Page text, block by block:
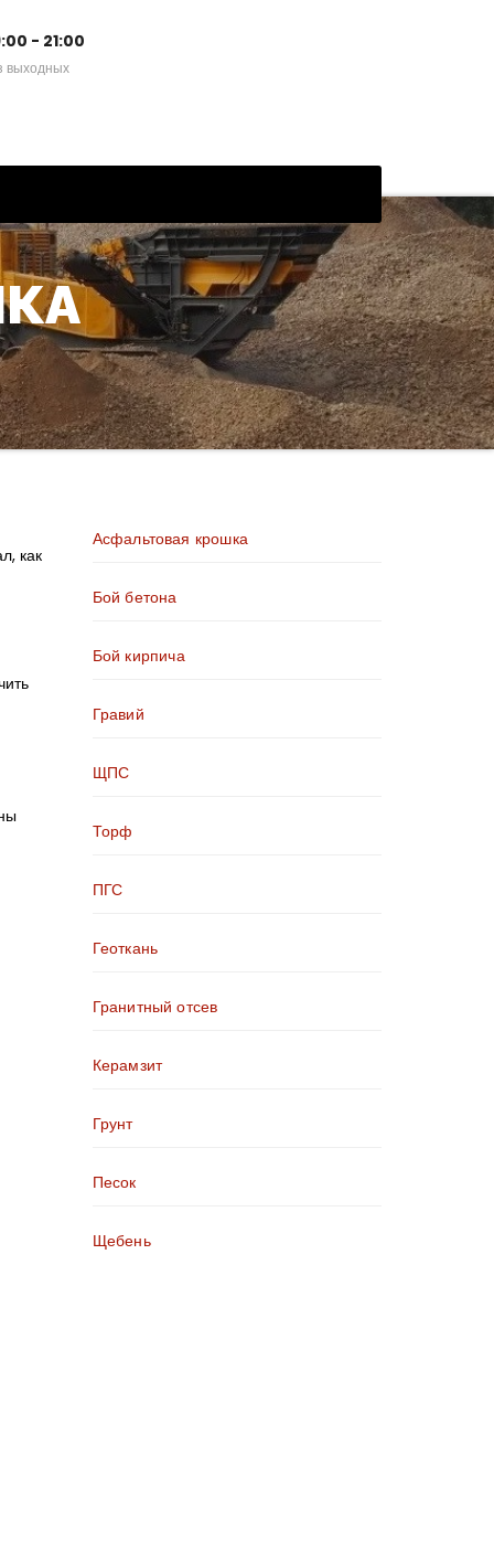
- 21:00
выходных
как
Асфальтовая крошка
Бой бетона
Бой кирпича
Гравий
ЩПС
Торф
ПГС
Геоткань
Гранитный отсев
Керамзит
Грунт
Песок
Щебень